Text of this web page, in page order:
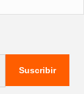
Suscribir